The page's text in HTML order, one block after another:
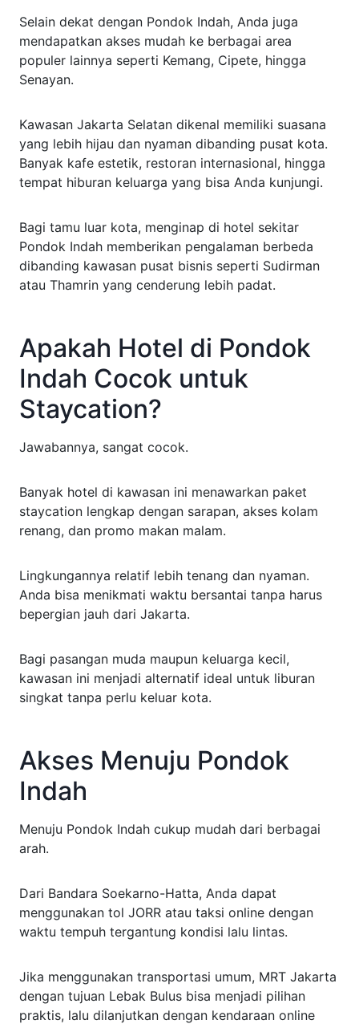
Selain dekat dengan Pondok Indah, Anda juga
mendapatkan akses mudah ke berbagai area
populer lainnya seperti Kemang, Cipete, hingga
Senayan.
Kawasan Jakarta Selatan dikenal memiliki suasana
yang lebih hijau dan nyaman dibanding pusat kota.
Banyak kafe estetik, restoran internasional, hingga
tempat hiburan keluarga yang bisa Anda kunjungi.
Bagi tamu luar kota, menginap di hotel sekitar
Pondok Indah memberikan pengalaman berbeda
dibanding kawasan pusat bisnis seperti Sudirman
atau Thamrin yang cenderung lebih padat.
Apakah Hotel di Pondok
Indah Cocok untuk
Staycation?
Jawabannya, sangat cocok.
Banyak hotel di kawasan ini menawarkan paket
staycation lengkap dengan sarapan, akses kolam
renang, dan promo makan malam.
Lingkungannya relatif lebih tenang dan nyaman.
Anda bisa menikmati waktu bersantai tanpa harus
bepergian jauh dari Jakarta.
Bagi pasangan muda maupun keluarga kecil,
kawasan ini menjadi alternatif ideal untuk liburan
singkat tanpa perlu keluar kota.
Akses Menuju Pondok
Indah
Menuju Pondok Indah cukup mudah dari berbagai
arah.
Dari Bandara Soekarno-Hatta, Anda dapat
menggunakan tol JORR atau taksi online dengan
waktu tempuh tergantung kondisi lalu lintas.
Jika menggunakan transportasi umum, MRT Jakarta
dengan tujuan Lebak Bulus bisa menjadi pilihan
praktis, lalu dilanjutkan dengan kendaraan online